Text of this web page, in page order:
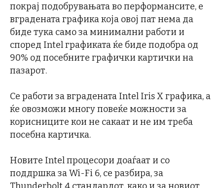
покрај подобрувањата во перформансите, е
вградената графика која овој пат нема да
биде тука само за минимални работи и
според Intel графиката ќе биде подобра од
90% од посебните графички картички на
пазарот.
Се работи за вградената Intel Iris X графика, а
ќе овозможи многу повеќе можности за
корисниците кои не сакаат и не им треба
посебна картичка.
Новите Intel процесори доаѓаат и со
поддршка за Wi-Fi 6, се разбира, за